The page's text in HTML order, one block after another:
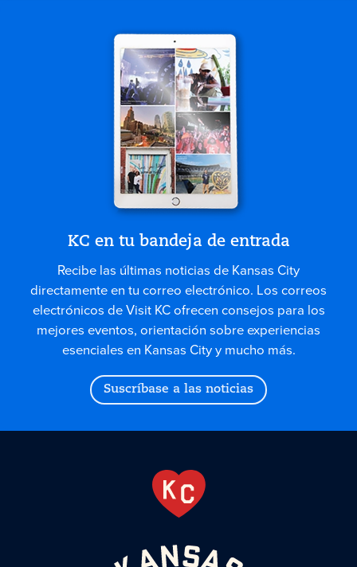
KC en tu bandeja de entrada
Recibe las últimas noticias de Kansas City
directamente en tu correo electrónico. Los correos
electrónicos de Visit KC ofrecen consejos para los
mejores eventos, orientación sobre experiencias
esenciales en Kansas City y mucho más.
Suscríbase a las noticias